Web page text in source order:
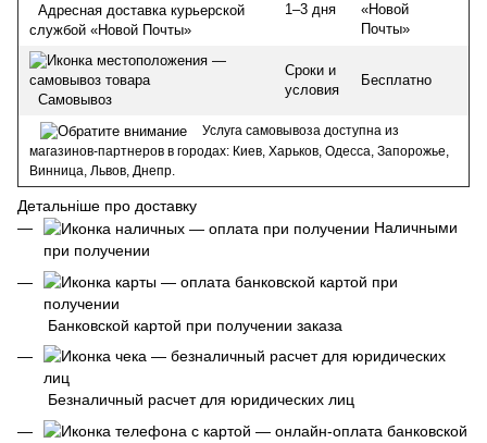
Адресная доставка курьерской
службой «Новой Почты»
1–3 дня
«Новой
Почты»
Самовывоз
Сроки и
условия
Бесплатно
Услуга самовывоза доступна из
магазинов-партнеров в городах: Киев, Харьков, Одесса, Запорожье,
Винница, Львов, Днепр.
Детальніше про доставку
Наличными
при получении
Банковской картой при получении заказа
Безналичный расчет для юридических лиц